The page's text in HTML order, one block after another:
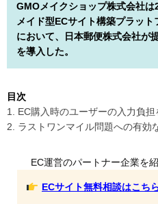
GMOメイクショップ株式会社
メイド型ECサイト構築プラット
において、日本郵便株式会社が
を導入した。
目次
1. EC購入時のユーザーの入力負担
2. ラストワンマイル問題への有効
EC運営のパートナー企業を
ECサイト無料相談はこち